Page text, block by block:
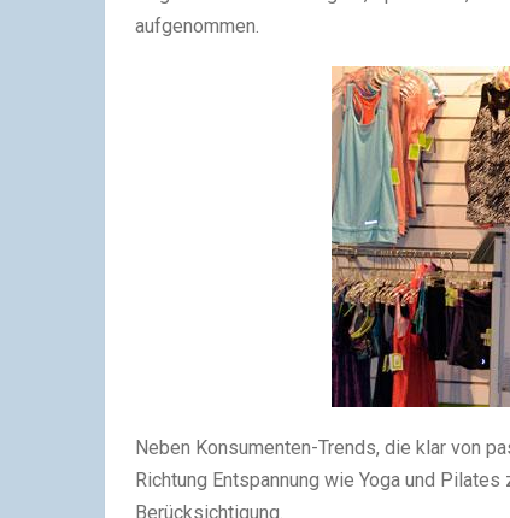
aufgenommen.
Neben Konsumenten-Trends, die klar von
Richtung Entspannung wie Yoga und
Berücksichtigung.